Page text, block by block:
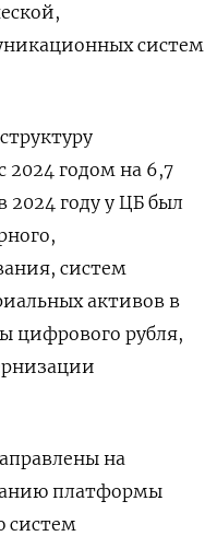
систем
2024 годом на 6,7
2024 году у ЦБ был
систем
активов в
цифрового рубля,
на
платформы
систем